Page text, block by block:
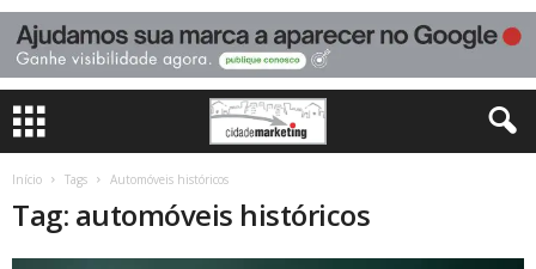
Início Tags Automóveis históricos
Tag: automóveis históricos